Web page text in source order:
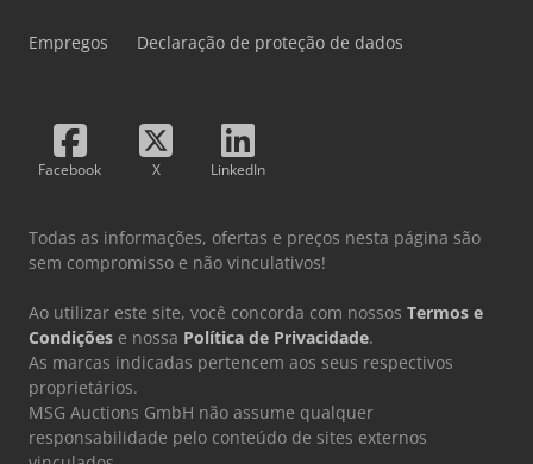
Empregos Declaração de proteção de dados
Facebook X LinkedIn
Todas as informações, ofertas e preços nesta página são
sem compromisso e não vinculativos!
Ao utilizar este site, você concorda com nossos Termos e
Condições e nossa Política de Privacidade.
As marcas indicadas pertencem aos seus respectivos
proprietários.
MSG Auctions GmbH não assume qualquer
responsabilidade pelo conteúdo de sites externos